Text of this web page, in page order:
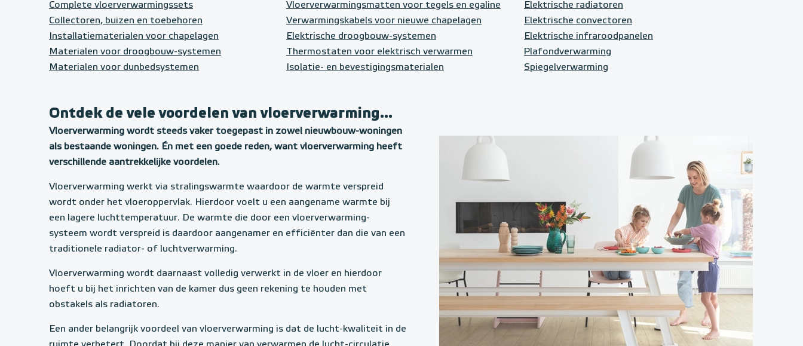
Complete vloerverwarmingssets
Collectoren, buizen en toebehoren
Installatiematerialen voor chapelagen
Materialen voor droogbouw-systemen
Materialen voor dunbedsystemen
Vloerverwarmingsmatten voor tegels en egaline
Verwarmingskabels voor nieuwe chapelagen
Elektrische droogbouw-systemen
Thermostaten voor elektrisch verwarmen
Isolatie- en bevestigingsmaterialen
Elektrische radiatoren
Elektrische convectoren
Elektrische infraroodpanelen
Plafondverwarming
Spiegelverwarming
Ontdek de vele voordelen van vloerverwarming...
Vloerverwarming wordt steeds vaker toegepast in zowel nieuwbouw-woningen
als bestaande woningen. Én met een goede reden, want vloerverwarming heeft
verschillende aantrekkelijke voordelen.
Vloerverwarming werkt via stralingswarmte waardoor de warmte verspreid
wordt onder het vloeroppervlak. Hierdoor voelt u een aangename warmte bij
een lagere luchttemperatuur. De warmte die door een vloerverwarming-
systeem wordt verspreid is daardoor aangenamer en efficiënter dan die van een
traditionele radiator- of luchtverwarming.
Vloerverwarming wordt daarnaast volledig verwerkt in de vloer en hierdoor
hoeft u bij het inrichten van de kamer dus geen rekening te houden met
obstakels als radiatoren.
Een ander belangrijk voordeel van vloerverwarming is dat de lucht-kwaliteit in de